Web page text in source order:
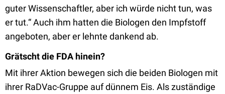
guter Wissenschaftler, aber ich würde nicht tun, was
er tut.“ Auch ihm hatten die Biologen den Impfstoff
angeboten, aber er lehnte dankend ab.
Grätscht die FDA hinein?
Mit ihrer Aktion bewegen sich die beiden Biologen mit
ihrer RaDVac-Gruppe auf dünnem Eis. Als zuständige